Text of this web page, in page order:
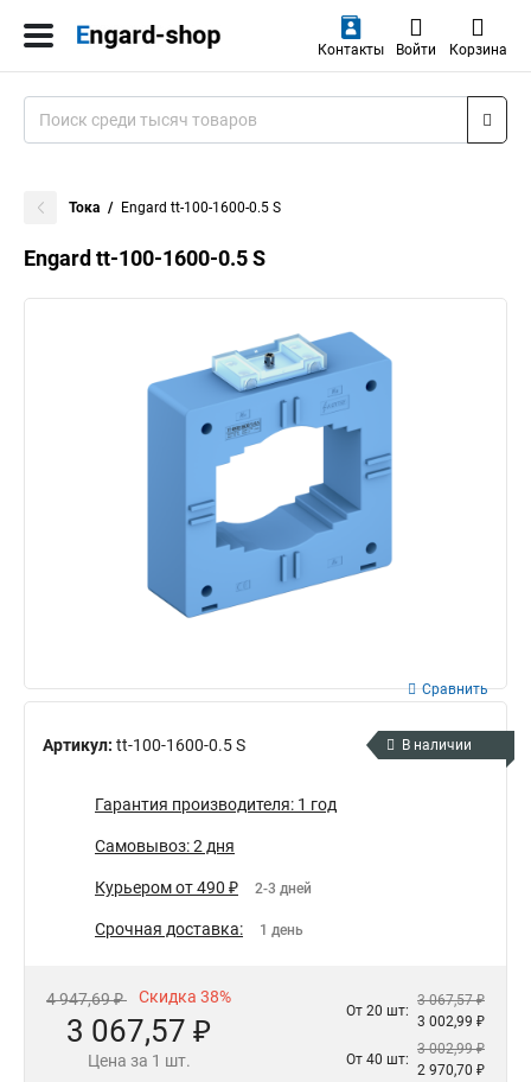
Контакты Войти Корзина
Тока Engard tt-100-1600-0.5 S
Engard tt-100-1600-0.5 S
Артикул: tt-100-1600-0.5 S
Сравнить
В наличии
Гарантия производителя: 1 год
Самовывоз: 2 дня
Курьером от 490 ₽ 2-3 дней
Срочная доставка: 1 день
4 947,69 ₽ Скидка 38%
3 067,57 ₽
Цена за 1 шт.
От 20 шт:
3 067,57 ₽
3 002,99 ₽
От 40 шт:
3 002,99 ₽
2 970,70 ₽